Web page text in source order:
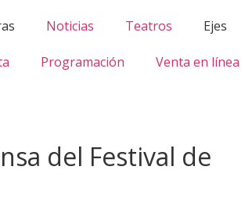
Noticias Teatros Ejes
Programación Venta en línea
del Festival de